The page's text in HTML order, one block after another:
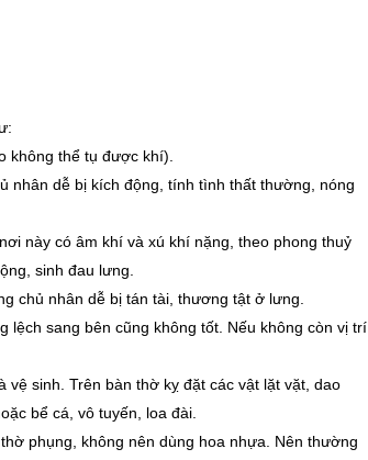
không thể tụ được khí).
nhân dễ bị kích động, tính tình thất thường, nóng
này có âm khí và xú khí nặng, theo phong thuỷ
sinh đau lưng.
chủ nhân dễ bị tán tài, thương tật ở lưng.
lệch sang bên cũng không tốt. Nếu không còn vị trí
sinh. Trên bàn thờ kỵ đặt các vật lặt vặt, dao
bể cá, vô tuyến, loa đài.
phụng, không nên dùng hoa nhựa. Nên thường